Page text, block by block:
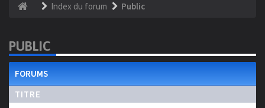
Index du forum Public
PUBLIC
FORUMS
TITRE